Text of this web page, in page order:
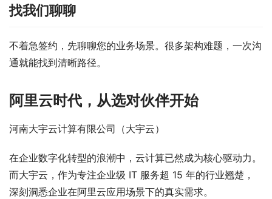
找我们聊聊
不着急签约，先聊聊您的业务场景。很多架构难题，一次沟
通就能找到清晰路径。
阿里云时代，从选对伙伴开始
河南大宇云计算有限公司（大宇云）
在企业数字化转型的浪潮中，云计算已然成为核心驱动力。
而大宇云，作为专注企业级 IT 服务超 15 年的行业翘楚，
深刻洞悉企业在阿里云应用场景下的真实需求。